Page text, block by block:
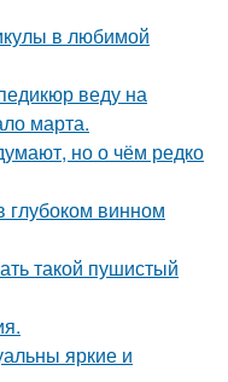
в любимой
веду на
марта.
но о чём редко
глубоком винном
такой пушистый
яркие и